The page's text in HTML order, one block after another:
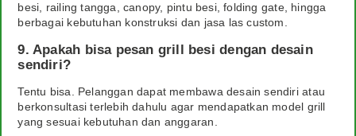
besi, railing tangga, canopy, pintu besi, folding gate, hingga
berbagai kebutuhan konstruksi dan jasa las custom.
9. Apakah bisa pesan grill besi dengan desain
sendiri?
Tentu bisa. Pelanggan dapat membawa desain sendiri atau
berkonsultasi terlebih dahulu agar mendapatkan model grill
yang sesuai kebutuhan dan anggaran.